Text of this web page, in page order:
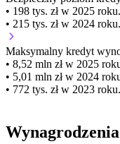
• 198 tys. zł w 2025 roku.
• 215 tys. zł w 2024 roku.
Maksymalny kredyt
• 8,52 mln zł w 2025
• 5,01 mln zł w 2024
• 772 tys. zł w 2023 roku.
Wynagrodzenia